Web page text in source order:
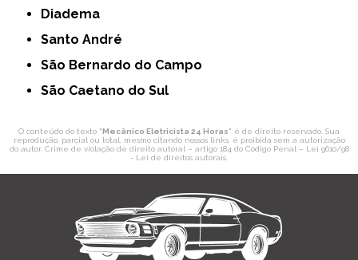
Diadema
Santo André
São Bernardo do Campo
São Caetano do Sul
O conteúdo do texto "Mecânico Eletricista 24 Horas" é de direito reservado. Sua
reprodução, parcial ou total, mesmo citando nossos links, é proibida sem a autorização
do autor. Crime de violação de direito autoral – artigo 184 do Código Penal – Lei 9610/98
- Lei de direitos autorais